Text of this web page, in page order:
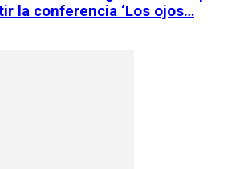
la conferencia ‘Los ojos…